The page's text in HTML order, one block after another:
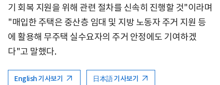
기 회복 지원을 위해 관련 절차를 신속히 진행할 것"이라며
"매입한 주택은 중산층 임대 및 지방 노동자 주거 지원 등
에 활용해 무주택 실수요자의 주거 안정에도 기여하겠
다"고 말했다.
English 기사보기 日本語 기사보기